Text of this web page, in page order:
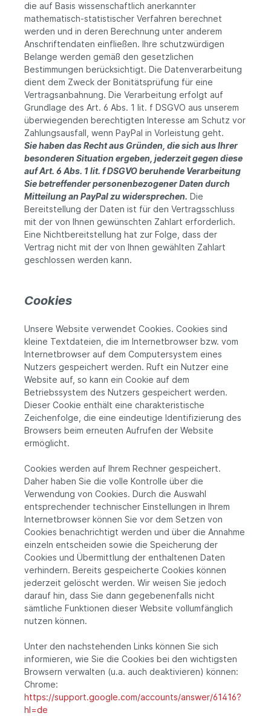
die auf Basis wissenschaftlich anerkannter
mathematisch-statistischer Verfahren berechnet
werden und in deren Berechnung unter anderem
Anschriftendaten einfließen. Ihre schutzwürdigen
Belange werden gemäß den gesetzlichen
Bestimmungen berücksichtigt. Die Datenverarbeitung
dient dem Zweck der Bonitätsprüfung für eine
Vertragsanbahnung. Die Verarbeitung erfolgt auf
Grundlage des Art. 6 Abs. 1 lit. f DSGVO aus unserem
überwiegenden berechtigten Interesse am Schutz vor
Zahlungsausfall, wenn PayPal in Vorleistung geht.
Sie haben das Recht aus Gründen, die sich aus Ihrer
besonderen Situation ergeben, jederzeit gegen diese
auf Art. 6 Abs. 1 lit. f DSGVO beruhende Verarbeitung
Sie betreffender personenbezogener Daten durch
Mitteilung an PayPal zu widersprechen. Die
Bereitstellung der Daten ist für den Vertragsschluss
mit der von Ihnen gewünschten Zahlart erforderlich.
Eine Nichtbereitstellung hat zur Folge, dass der
Vertrag nicht mit der von Ihnen gewählten Zahlart
geschlossen werden kann.
Cookies
Unsere Website verwendet Cookies. Cookies sind
kleine Textdateien, die im Internetbrowser bzw. vom
Internetbrowser auf dem Computersystem eines
Nutzers gespeichert werden. Ruft ein Nutzer eine
Website auf, so kann ein Cookie auf dem
Betriebssystem des Nutzers gespeichert werden.
Dieser Cookie enthält eine charakteristische
Zeichenfolge, die eine eindeutige Identifizierung des
Browsers beim erneuten Aufrufen der Website
ermöglicht.
Cookies werden auf Ihrem Rechner gespeichert.
Daher haben Sie die volle Kontrolle über die
Verwendung von Cookies. Durch die Auswahl
entsprechender technischer Einstellungen in Ihrem
Internetbrowser können Sie vor dem Setzen von
Cookies benachrichtigt werden und über die Annahme
einzeln entscheiden sowie die Speicherung der
Cookies und Übermittlung der enthaltenen Daten
verhindern. Bereits gespeicherte Cookies können
jederzeit gelöscht werden. Wir weisen Sie jedoch
darauf hin, dass Sie dann gegebenenfalls nicht
sämtliche Funktionen dieser Website vollumfänglich
nutzen können.
Unter den nachstehenden Links können Sie sich
informieren, wie Sie die Cookies bei den wichtigsten
Browsern verwalten (u.a. auch deaktivieren) können:
Chrome:
https://support.google.com/accounts/answer/61416?
hl=de